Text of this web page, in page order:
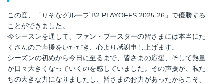
この度、「りそなグループ B2 PLAYOFFS 2025-26」で優勝する
ことができました。
今シーズンを通して、ファン・ブースターの皆さまには本当にた
くさんのご声援をいただき、心より感謝申し上げます。
シーズンの初めから今日に至るまで、皆さまの応援、そして熱量
が日々大きくなっていくのを感じていました。その声援が、私た
ちの大きな力になりましたし、皆さまのお力があったからこそ、